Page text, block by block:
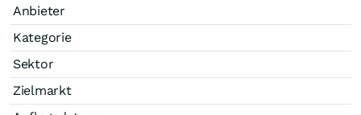
Anbieter
Kategorie
Sektor
Zielmarkt